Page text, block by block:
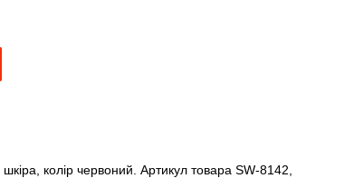
колір червоний. Артикул товара SW-8142,